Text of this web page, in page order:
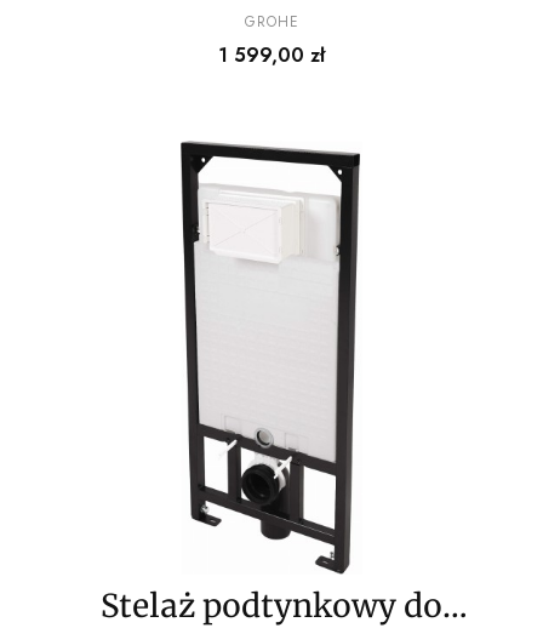
PRZYCISK + MISA WC
RIMLESS
PRODUCENT
GROHE
Cena
1 599,00 zł
Stelaż podtynkowy do